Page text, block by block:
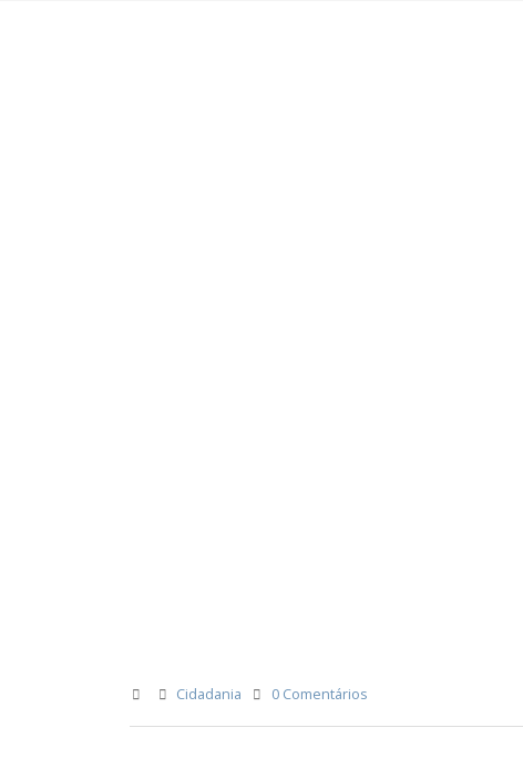
Cidadania
0 Comentários